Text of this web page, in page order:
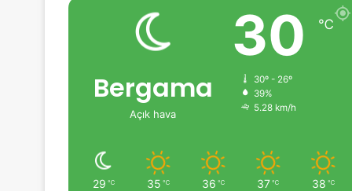
Bergama
Açık hava
30 ℃
30º - 26º
39%
5.28 km/h
29 ℃ 35 ℃ 36 ℃ 37 ℃ 38 ℃